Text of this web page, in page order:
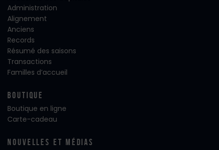
Administration
Alignement
Anciens
Records
Résumé des saisons
Transactions
Familles d’accueil
Boutique
Boutique en ligne
Carte-cadeau
Nouvelles Et Médias